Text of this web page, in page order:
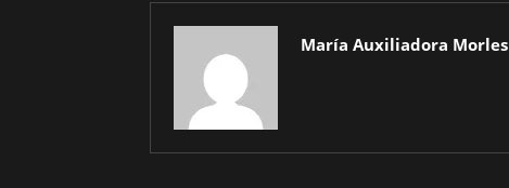
María Auxiliadora Morles